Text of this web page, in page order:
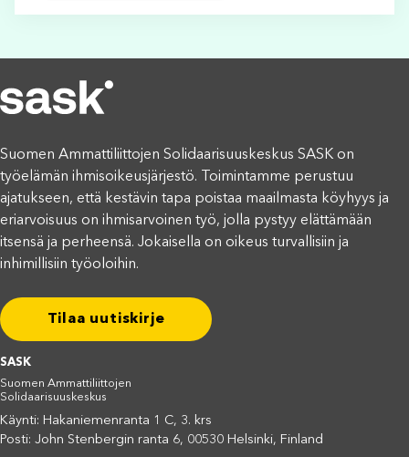
Suomen Ammattiliittojen Solidaarisuuskeskus SASK on
työelämän ihmisoikeusjärjestö. Toimintamme perustuu
ajatukseen, että kestävin tapa poistaa maailmasta köyhyys ja
eriarvoisuus on ihmisarvoinen työ, jolla pystyy elättämään
itsensä ja perheensä. Jokaisella on oikeus turvallisiin ja
inhimillisiin työoloihin.
Tilaa uutiskirje
SASK
Suomen Ammattiliittojen
Solidaarisuuskeskus
Käynti: Hakaniemenranta 1 C, 3. krs
Posti: John Stenbergin ranta 6, 00530 Helsinki, Finland